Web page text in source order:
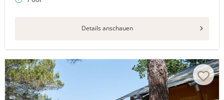
Details anschauen